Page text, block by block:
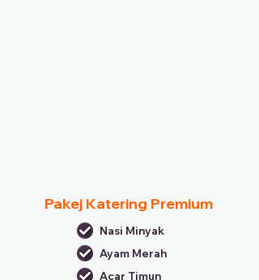
Pakej Katering Premium
Nasi Minyak
Ayam Merah
Acar Timun